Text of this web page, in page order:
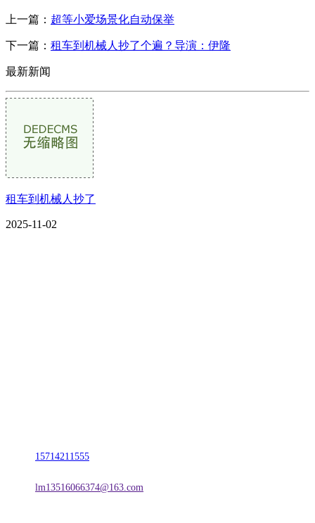
上一篇： 超等小爱场景化自动保举
下一篇： 租车到机械人抄了个遍？导演：伊隆
最新新闻
租车到机械人抄了
2025-11-02
15714211555
lm13516066374@163.com